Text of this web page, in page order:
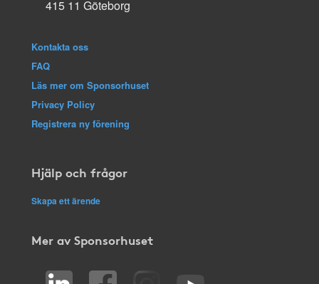
415 11 Göteborg
Kontakta oss
FAQ
Läs mer om Sponsorhuset
Privacy Policy
Registrera ny förening
Hjälp och frågor
Skapa ett ärende
Mer av Sponsorhuset